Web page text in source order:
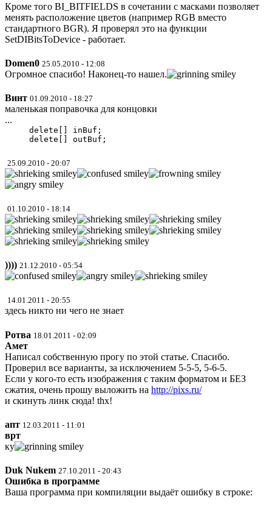
Кроме того BI_BITFIELDS в сочетании с масками позволяет
менять расположение цветов (например RGB вместо
стандартного BGR). Я проверял это на функции
SetDIBitsToDevice - работает.
Domen0 25.05.2010 - 12:08
Огромное спасибо! Наконец-то нашел.
Винт 01.09.2010 - 18:27
маленькая поправочка для концовки
...
     delete[] inBuf;
25.09.2010 - 20:07
01.10.2010 - 18:14
)))) 21.12.2010 - 05:54
14.01.2011 - 20:55
здесь никто ни чего не знает
Ротва 18.01.2011 - 02:09
Амет
Написал собственную прогу по этой статье. Спасибо.
Проверил все варианты, за исключением 5-5-5, 5-6-5.
Если у кого-то есть изображения с таким форматом и БЕЗ
сжатия, очень прошу выложить на http://pixs.ru/
и скинуть линк сюда! thx!
апт 12.03.2011 - 11:01
врт
ку
Duk Nukem 27.10.2011 - 20:43
Ошибка в программе
Ваша программа при компиляции выдаёт ошибку в строке: